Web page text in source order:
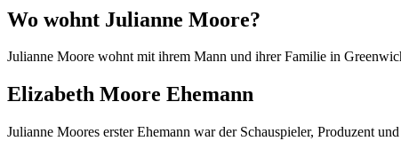
Wo wohnt Julianne Moore?
Julianne Moore wohnt mit ihrem Mann und ihrer Familie in
Elizabeth Moore Ehemann
Julianne Moores erster Ehemann war der Schauspieler, Produzent